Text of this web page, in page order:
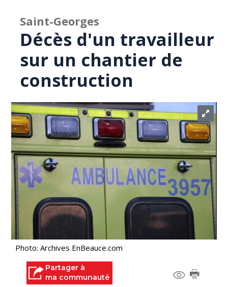
Saint-Georges
Décès d'un travailleur
sur un chantier de
construction
Photo: Archives EnBeauce.com
Partager à
ma communauté